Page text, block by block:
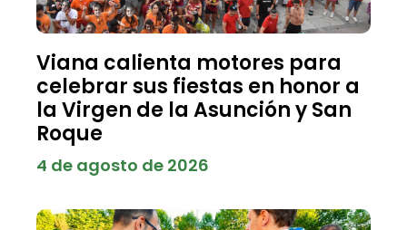
Viana calienta motores para
celebrar sus fiestas en honor a
la Virgen de la Asunción y San
Roque
4 de agosto de 2026